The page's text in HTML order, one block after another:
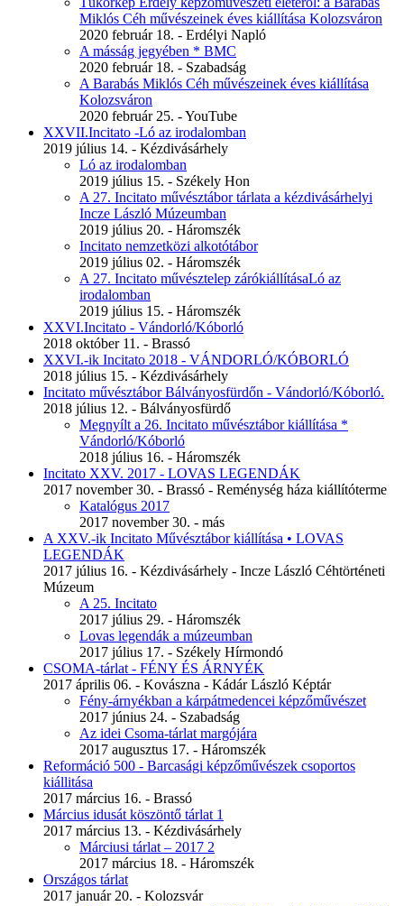
Miklós Céh művészeinek éves kiállítása Kolozsváron
2020 február 18. - Erdélyi Napló
A másság jegyében * BMC
2020 február 18. - Szabadság
A Barabás Miklós Céh művészeinek éves kiállítása
Kolozsváron
2020 február 25. - YouTube
XXVII.Incitato -Ló az irodalomban
2019 július 14. - Kézdivásárhely
Ló az irodalomban
2019 július 15. - Székely Hon
A 27. Incitato művésztábor tárlata a kézdivásárhelyi
Incze László Múzeumban
2019 július 20. - Háromszék
Incitato nemzetközi alkotótábor
2019 július 02. - Háromszék
A 27. Incitato művésztelep zárókiállításaLó az
irodalomban
2019 július 15. - Háromszék
XXVI.Incitato - Vándorló/Kóborló
2018 október 11. - Brassó
XXVI.-ik Incitato 2018 - VÁNDORLÓ/KÓBORLÓ
2018 július 15. - Kézdivásárhely
Incitato művésztábor Bálványosfürdőn - Vándorló/Kóborló.
2018 július 12. - Bálványosfürdő
Megnyílt a 26. Incitato művésztábor kiállítása *
Vándorló/Kóborló
2018 július 16. - Háromszék
Incitato XXV. 2017 - LOVAS LEGENDÁK
2017 november 30. - Brassó - Reménység háza kiállítóterme
Katalógus 2017
2017 november 30. - más
A XXV.-ik Incitato Művésztábor kiállítása • LOVAS
LEGENDÁK
2017 július 16. - Kézdivásárhely - Incze László Céhtörténeti
Múzeum
A 25. Incitato
2017 július 29. - Háromszék
Lovas legendák a múzeumban
2017 július 17. - Székely Hírmondó
CSOMA-tárlat - FÉNY ÉS ÁRNYÉK
2017 április 06. - Kovászna - Kádár László Képtár
Fény-árnyékban a kárpátmedencei képzőművészet
2017 június 24. - Szabadság
Az idei Csoma-tárlat margójára
2017 augusztus 17. - Háromszék
Reformáció 500 - Barcasági képzőművészek csoportos
kiállitása
2017 március 16. - Brassó
Március idusát köszöntő tárlat 1
2017 március 13. - Kézdivásárhely
Márciusi tárlat – 2017 2
2017 március 18. - Háromszék
Országos tárlat
2017 január 20. - Kolozsvár